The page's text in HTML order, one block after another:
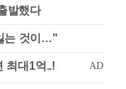
발했다
는 것이…"